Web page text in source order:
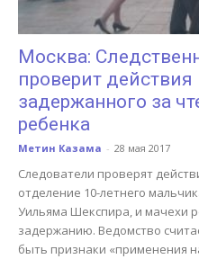
Москва:
проверит действия
задержанного за
ребенка
Метин Казама - 28 мая 2017
Следователи проверят
отделение 10-летнего
Уильяма Шекспира, и мачехи
задержанию. Ведомство
быть признаки «применения